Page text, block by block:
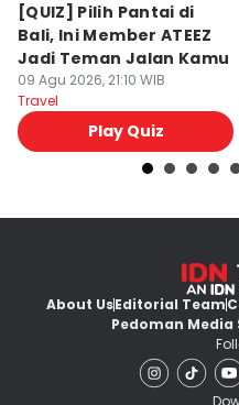
[QUIZ] Pilih Pantai di
Bali, Ini Member ATEEZ
Jadi Teman Jalan Kamu
09 Agu 2026, 21:10 WIB
Travel
Play Quiz
About UsEditorial Team
Pedoman Media